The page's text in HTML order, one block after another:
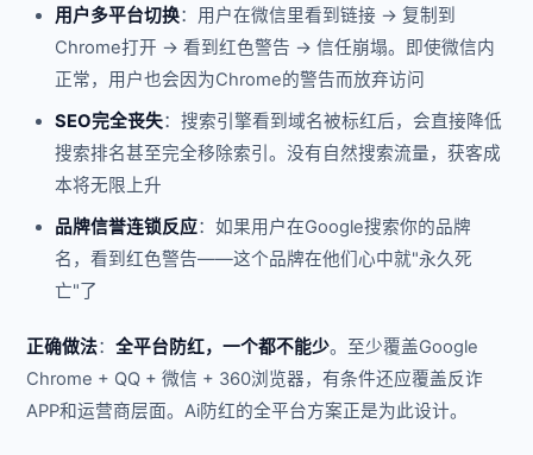
用户多平台切换：用户在微信里看到链接 → 复制到
Chrome打开 → 看到红色警告 → 信任崩塌。即使微信内
正常，用户也会因为Chrome的警告而放弃访问
SEO完全丧失：搜索引擎看到域名被标红后，会直接降低
搜索排名甚至完全移除索引。没有自然搜索流量，获客成
本将无限上升
品牌信誉连锁反应：如果用户在Google搜索你的品牌
名，看到红色警告——这个品牌在他们心中就"永久死
亡"了
正确做法：全平台防红，一个都不能少。至少覆盖Google
Chrome + QQ + 微信 + 360浏览器，有条件还应覆盖反诈
APP和运营商层面。Ai防红的全平台方案正是为此设计。